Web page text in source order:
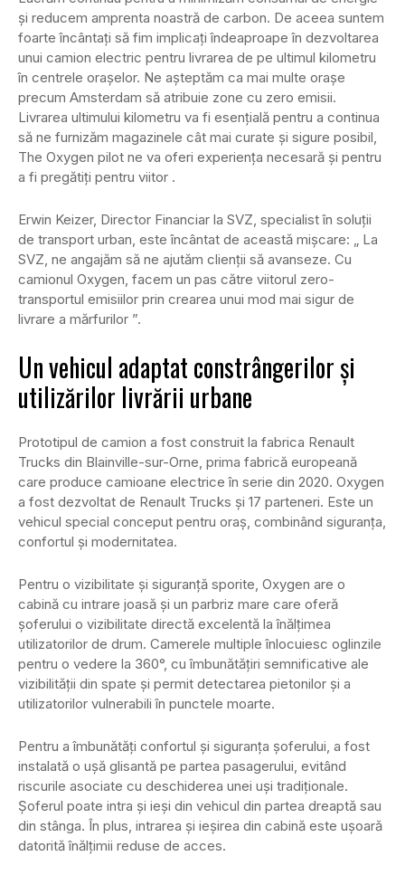
și reducem amprenta noastră de carbon. De aceea suntem
foarte încântați să fim implicați îndeaproape în dezvoltarea
unui camion electric pentru livrarea de pe ultimul kilometru
în centrele orașelor. Ne așteptăm ca mai multe orașe
precum Amsterdam să atribuie zone cu zero emisii.
Livrarea ultimului kilometru va fi esențială pentru a continua
să ne furnizăm magazinele cât mai curate și sigure posibil,
The Oxygen pilot ne va oferi experiența necesară și pentru
a fi pregătiți pentru viitor .
Erwin Keizer, Director Financiar la SVZ, specialist în soluții
de transport urban, este încântat de această mișcare: „ La
SVZ, ne angajăm să ne ajutăm clienții să avanseze. Cu
camionul Oxygen, facem un pas către viitorul zero-
transportul emisiilor prin crearea unui mod mai sigur de
livrare a mărfurilor ”.
Un vehicul adaptat constrângerilor și
utilizărilor livrării urbane
Prototipul de camion a fost construit la fabrica Renault
Trucks din Blainville-sur-Orne, prima fabrică europeană
care produce camioane electrice în serie din 2020. Oxygen
a fost dezvoltat de Renault Trucks și 17 parteneri. Este un
vehicul special conceput pentru oraș, combinând siguranța,
confortul și modernitatea.
Pentru o vizibilitate și siguranță sporite, Oxygen are o
cabină cu intrare joasă și un parbriz mare care oferă
șoferului o vizibilitate directă excelentă la înălțimea
utilizatorilor de drum. Camerele multiple înlocuiesc oglinzile
pentru o vedere la 360°, cu îmbunătățiri semnificative ale
vizibilității din spate și permit detectarea pietonilor și a
utilizatorilor vulnerabili în punctele moarte.
Pentru a îmbunătăți confortul și siguranța șoferului, a fost
instalată o ușă glisantă pe partea pasagerului, evitând
riscurile asociate cu deschiderea unei uși tradiționale.
Șoferul poate intra și ieși din vehicul din partea dreaptă sau
din stânga. În plus, intrarea și ieșirea din cabină este ușoară
datorită înălțimii reduse de acces.